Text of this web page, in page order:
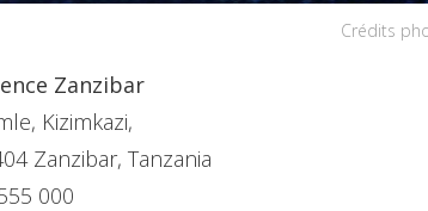
Crédits
Zanzibar
Kizimkazi,
Zanzibar, Tanzania
000